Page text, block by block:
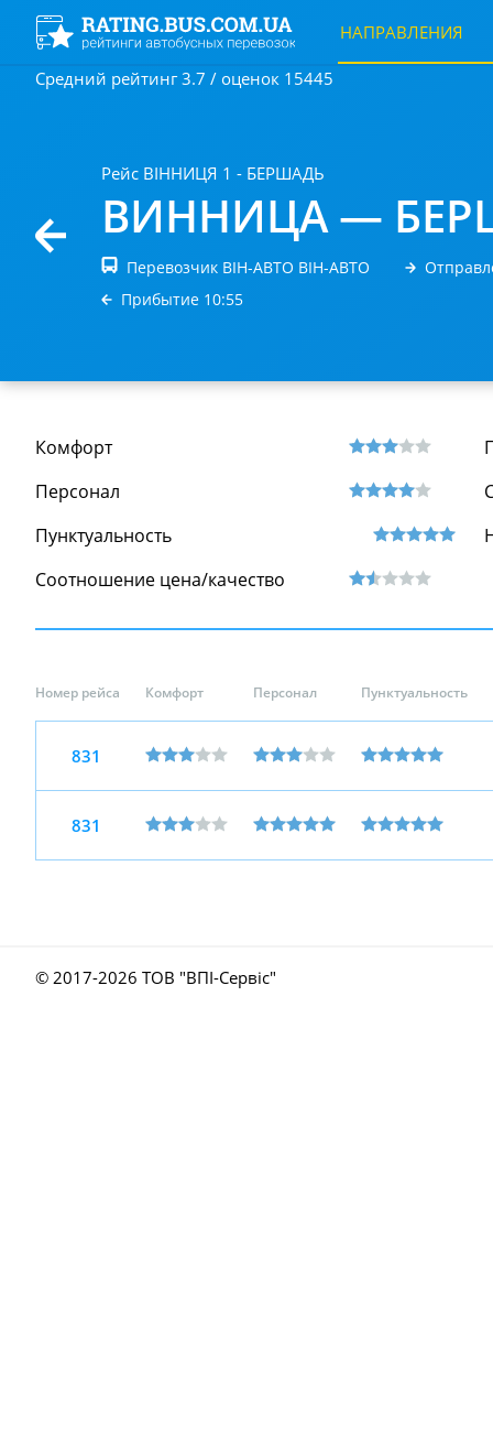
НАПРАВЛЕНИЯ
Средний рейтинг 3.7 / оценок 15445
Рейс ВІННИЦЯ 1 - БЕРШАДЬ
ВИННИЦА —
Перевозчик ВІН-АВТО ВІН-АВТО
Прибытие 10:55
Комфорт
Персонал
Пунктуальность
Соотношение цена/качество
Номер рейса Комфорт Персонал Пунктуальность
831
831
© 2017-2026 ТОВ "ВПІ-Сервіс"